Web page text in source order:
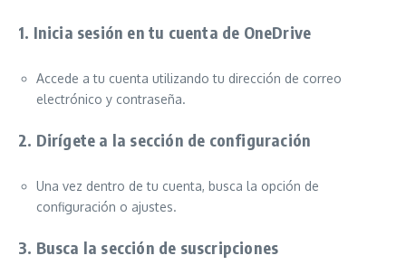
1. Inicia sesión en tu cuenta de OneDrive
Accede a tu cuenta utilizando tu dirección de correo
electrónico y contraseña.
2. Dirígete a la sección de configuración
Una vez dentro de tu cuenta, busca la opción de
configuración o ajustes.
3. Busca la sección de suscripciones